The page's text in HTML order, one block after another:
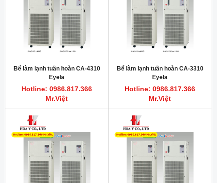
Bể làm lạnh tuần hoàn CA-4310
Eyela
Hotline: 0986.817.366
Mr.Việt
Bể làm lạnh tuần hoàn CA-3310
Eyela
Hotline: 0986.817.366
Mr.Việt